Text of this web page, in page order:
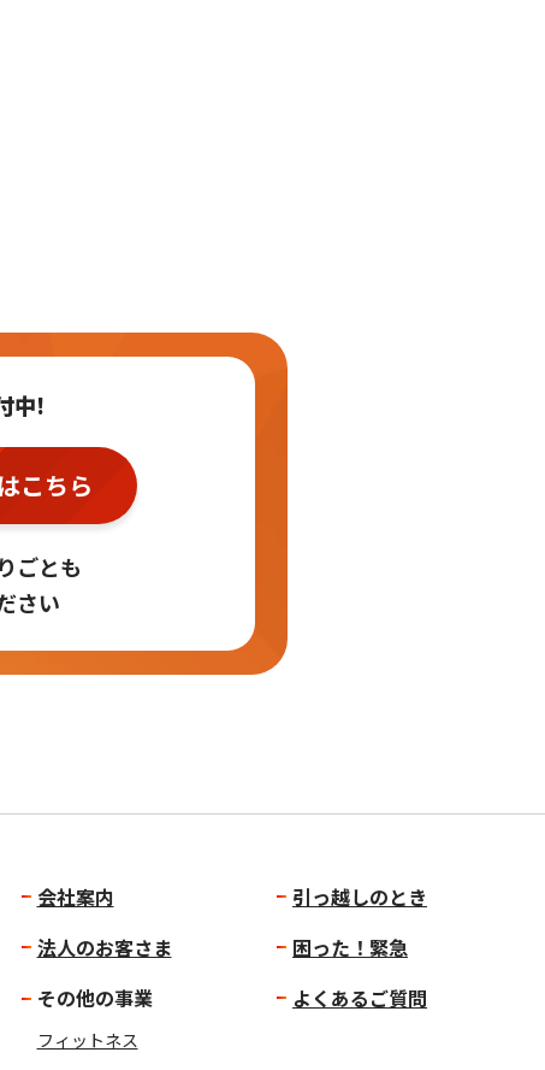
中!
こちら
ごとも
さい
会社案内
法人のお客さま
その他の事業
フィットネス
引っ越しのとき
困った！緊急
よくあるご質問